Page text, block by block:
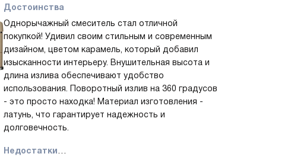
Достоинства
Однорычажный смеситель стал отличной
покупкой! Удивил своим стильным и современным
дизайном, цветом карамель, который добавил
изысканности интерьеру. Внушительная высота и
длина излива обеспечивают удобство
использования. Поворотный излив на 360 градусов
- это просто находка! Материал изготовления -
латунь, что гарантирует надежность и
долговечность.
Недостатки